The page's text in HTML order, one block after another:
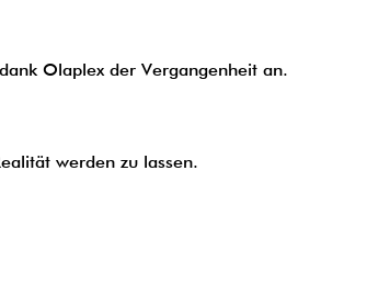
Olaplex der Vergangenheit an.
werden zu lassen.